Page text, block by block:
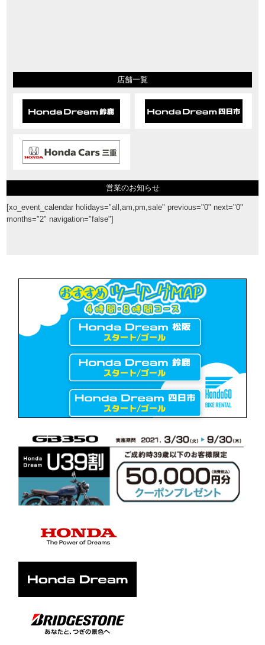
店舗一覧
営業のお知らせ
[xo_event_calendar holidays="all,am,pm,sale" previous="0" next="0"
months="2" navigation="false"]